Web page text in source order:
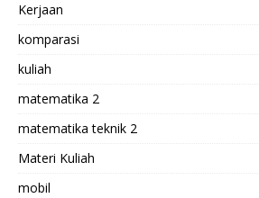
Kerjaan
komparasi
kuliah
matematika 2
matematika teknik 2
Materi Kuliah
mobil